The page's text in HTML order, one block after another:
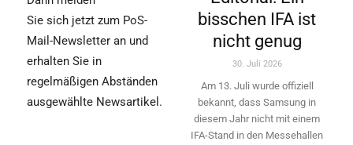
Sie sich jetzt zum PoS-
Mail-Newsletter an und
erhalten Sie in
regelmäßigen Abständen
ausgewählte Newsartikel.
bisschen IFA ist
nicht genug
30. Juli 2026
Am 13. Juli wurde offiziell
bekannt, dass Samsung in
diesem Jahr nicht mit einem
IFA-Stand in den Messehallen